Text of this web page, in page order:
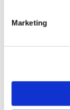
Marketing